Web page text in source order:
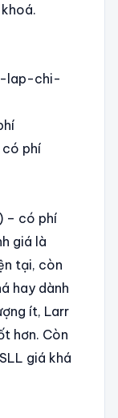
lap-chi-
phí
– có phí
giá là
tại, còn
hay dành
ít, Larr
hơn. Còn
giá khá